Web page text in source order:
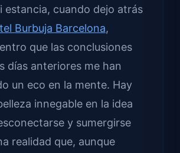
estancia, cuando dejo atrás
Burbuja Barcelona,
que las conclusiones
días anteriores me han
un eco en la mente. Hay
innegable en la idea
y sumergirse
realidad que, aunque